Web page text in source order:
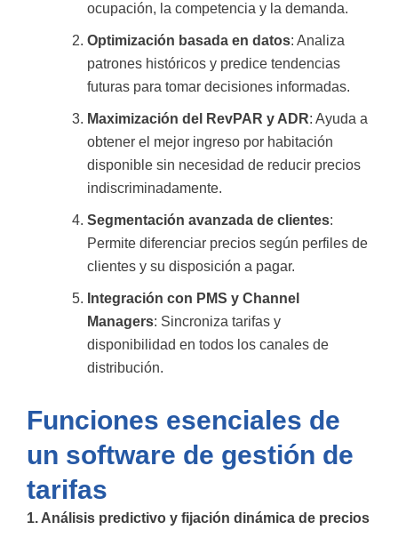
ocupación, la competencia y la demanda.
Optimización basada en datos: Analiza
patrones históricos y predice tendencias
futuras para tomar decisiones informadas.
Maximización del RevPAR y ADR: Ayuda a
obtener el mejor ingreso por habitación
disponible sin necesidad de reducir precios
indiscriminadamente.
Segmentación avanzada de clientes:
Permite diferenciar precios según perfiles de
clientes y su disposición a pagar.
Integración con PMS y Channel
Managers: Sincroniza tarifas y
disponibilidad en todos los canales de
distribución.
Funciones esenciales de
un software de gestión de
tarifas
1. Análisis predictivo y fijación dinámica de precios